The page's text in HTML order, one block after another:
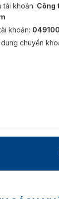
tài khoản: Công
khoản:
chuyển